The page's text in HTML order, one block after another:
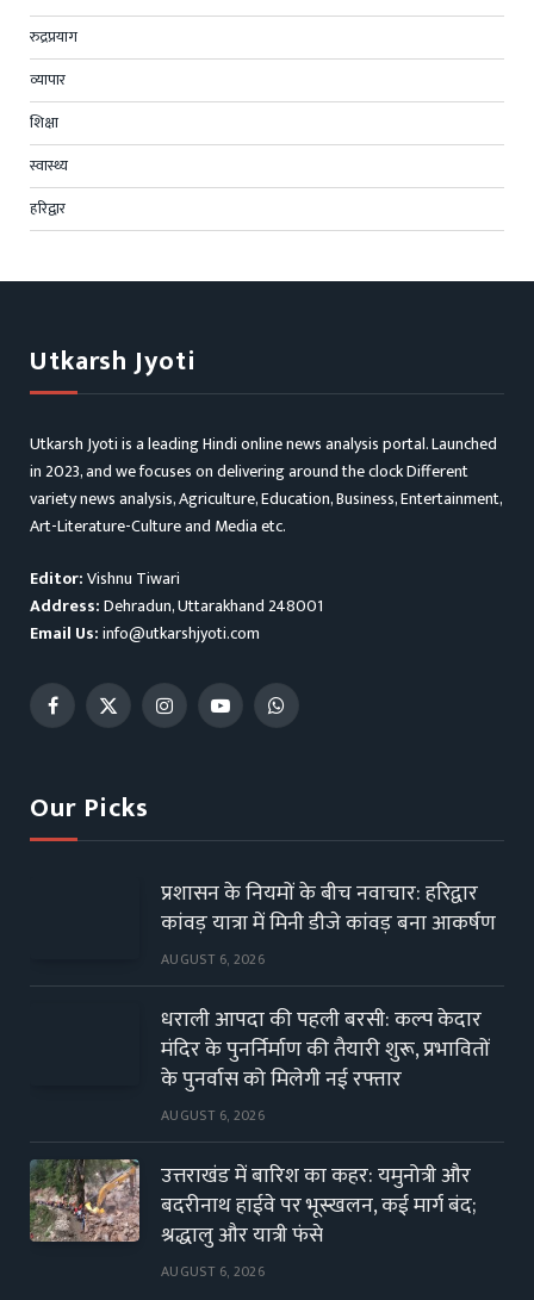
रुद्रप्रयाग
व्यापार
शिक्षा
स्वास्थ्य
हरिद्वार
Utkarsh Jyoti
Utkarsh Jyoti is a leading Hindi online news analysis portal. Launched
in 2023, and we focuses on delivering around the clock Different
variety news analysis, Agriculture, Education, Business, Entertainment,
Art-Literature-Culture and Media etc.
Editor:Vishnu Tiwari
Address:Dehradun, Uttarakhand 248001
Email Us:info@utkarshjyoti.com
Facebook
X
InstagramYouTubeWhatsApp
Our Picks
प्रशासन के नियमों के बीच नवाचार: हरिद्वार
कांवड़ यात्रा में मिनी डीजे कांवड़ बना आकर्षण
AUGUST 6, 2026
धराली आपदा की पहली बरसी: कल्प केदार
मंदिर के पुनर्निर्माण की तैयारी शुरू, प्रभावितों
के पुनर्वास को मिलेगी नई रफ्तार
AUGUST 6, 2026
उत्तराखंड में बारिश का कहर: यमुनोत्री और
बदरीनाथ हाईवे पर भूस्खलन, कई मार्ग बंद;
श्रद्धालु और यात्री फंसे
AUGUST 6, 2026